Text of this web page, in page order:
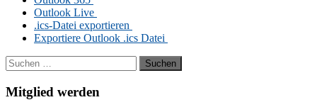
Out­look Live
.ics-Da­tei exportieren
Ex­por­tie­re Out­look .ics Datei
Suchen
nach:
Mitglied werden